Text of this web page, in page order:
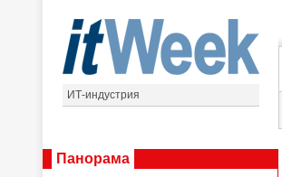
ИТ-индустрия
Панорама